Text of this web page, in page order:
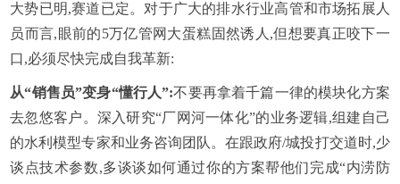
大势已明,赛道已定。对于广大的排水行业高管和市场拓展人
员而言,眼前的5万亿管网大蛋糕固然诱人,但想要真正咬下一
口,必须尽快完成自我革新:
从“销售员”变身“懂行人”:不要再拿着千篇一律的模块化方案
去忽悠客户。深入研究“厂网河一体化”的业务逻辑,组建自己
的水利模型专家和业务咨询团队。在跟政府/城投打交道时,少
谈点技术参数,多谈谈如何通过你的方案帮他们完成“内涝防